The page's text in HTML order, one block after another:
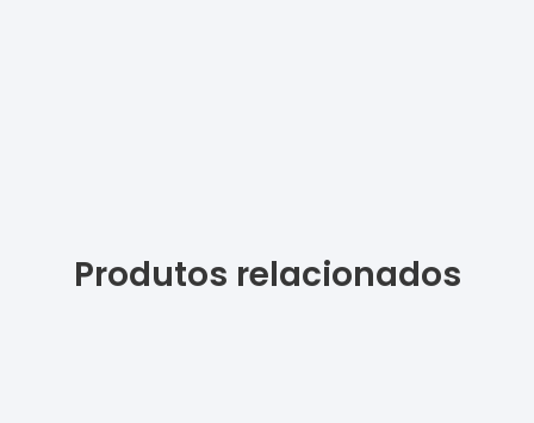
Produtos relacionados